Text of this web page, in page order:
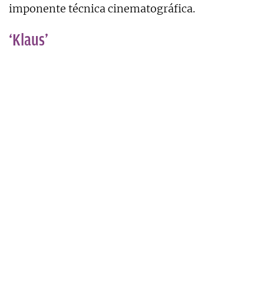
imponente técnica cinematográfica.
‘Klaus’